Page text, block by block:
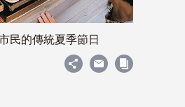
民的傳統夏季節日